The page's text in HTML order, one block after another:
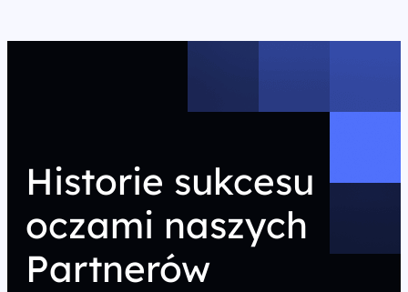
Historie sukcesu
oczami naszych
Partnerów